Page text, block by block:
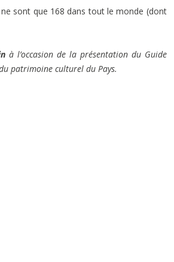
sont que 168 dans tout le monde (dont
à l’occasion de la présentation du Guide
patrimoine culturel du Pays.